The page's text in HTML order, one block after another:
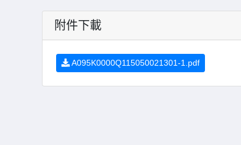
附件下載
A095K0000Q115050021301-1.pdf